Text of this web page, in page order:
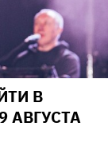
В
АВГУСТА